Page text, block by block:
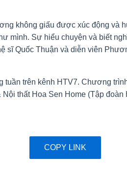
không giấu được xúc động và
mình. Sự hiểu chuyện và biết
sĩ Quốc Thuận và diễn viên
trên kênh HTV7. Chương
thất Hoa Sen Home (Tập
COPY LINK